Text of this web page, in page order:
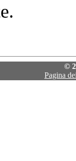
©
Pagina